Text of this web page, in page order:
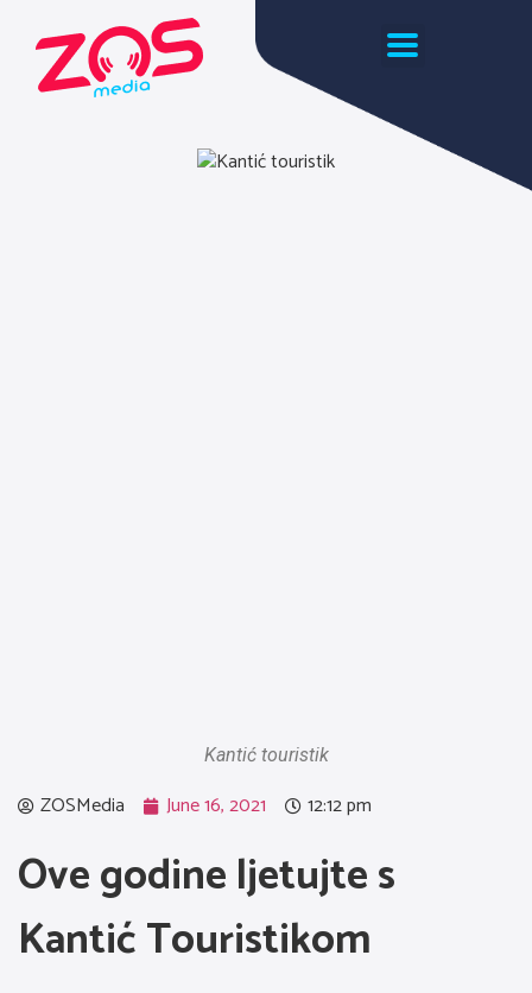
Kantić touristik
ZOSMedia June 16, 2021 12:12 pm
Ove godine ljetujte s
Kantić Touristikom